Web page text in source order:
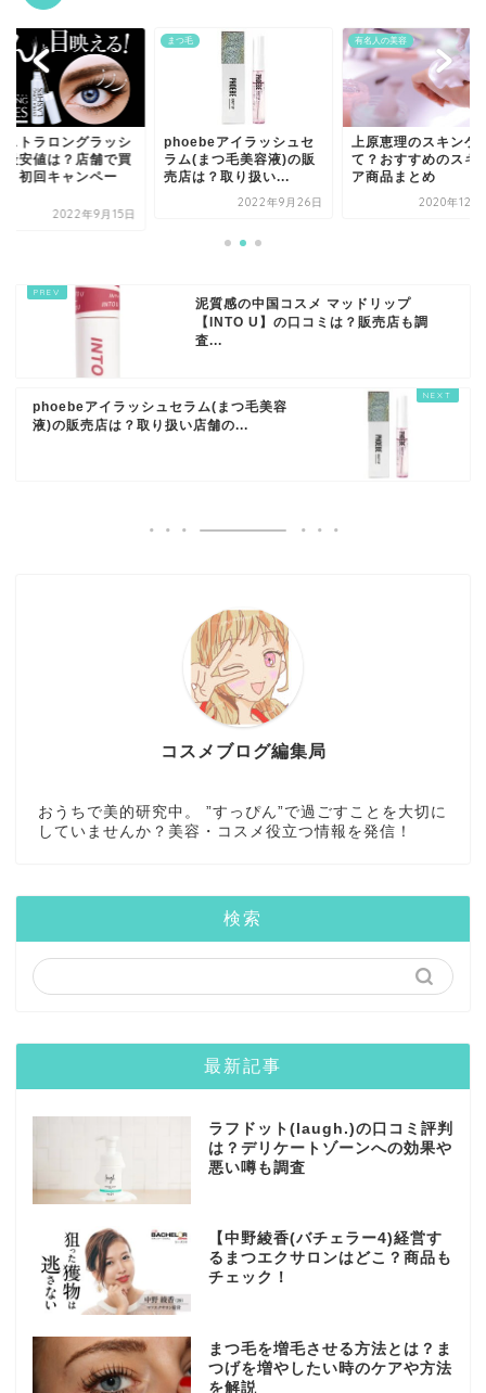
ストラロングラッシ
最安値は？店舗で買
？初回キャンペー
2022年9月15日
まつ毛
phoebeアイラッシュセ
ラム(まつ毛美容液)の販
売店は？取り扱い...
2022年9月26日
有名人の美容
上原恵理のスキンケ
て？おすすめのスキ
ア商品まとめ
2020年12
泥質感の中国コスメ マッドリップ
【INTO U】の口コミは？販売店も調
査...
phoebeアイラッシュセラム(まつ毛美容
液)の販売店は？取り扱い店舗の...
コスメブログ編集局
おうちで美的研究中。 ”すっぴん”で過ごすことを大切に
していませんか？美容・コスメ役立つ情報を発信！
検索
最新記事
ラフドット(laugh.)の口コミ評判
は？デリケートゾーンへの効果や
悪い噂も調査
【中野綾香(バチェラー4)経営す
るまつエクサロンはどこ？商品も
チェック！
まつ毛を増毛させる方法とは？ま
つげを増やしたい時のケアや方法
を解説